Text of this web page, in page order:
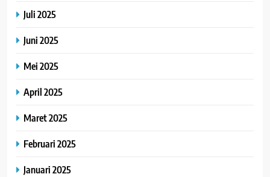
Juli 2025
Juni 2025
Mei 2025
April 2025
Maret 2025
Februari 2025
Januari 2025